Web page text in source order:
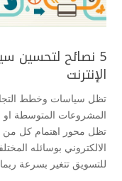
5 نصائح لتحسين
الإنترنت
تظل سياسات وخطط
المشروعات المتوسطة او
تظل محور اهتمام كل من
الالكتروني بوسائله
للتسويق تتغير بسرعة ربما